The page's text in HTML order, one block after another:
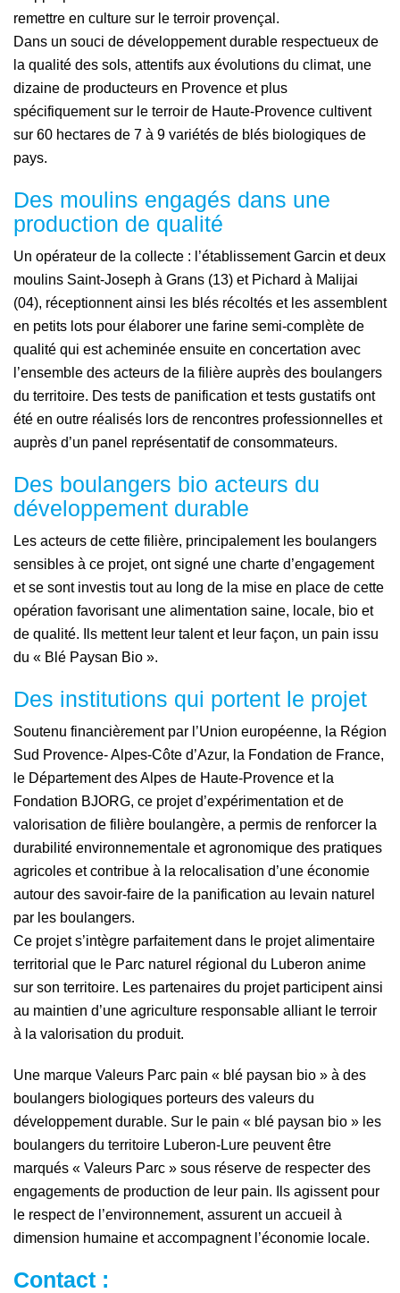
remettre en culture sur le terroir provençal.
Dans un souci de développement durable respectueux de
la qualité des sols, attentifs aux évolutions du climat, une
dizaine de producteurs en Provence et plus
spécifiquement sur le terroir de Haute-Provence cultivent
sur 60 hectares de 7 à 9 variétés de blés biologiques de
pays.
Des moulins engagés dans une
production de qualité
Un opérateur de la collecte : l’établissement Garcin et deux
moulins Saint-Joseph à Grans (13) et Pichard à Malijai
(04), réceptionnent ainsi les blés récoltés et les assemblent
en petits lots pour élaborer une farine semi-complète de
qualité qui est acheminée ensuite en concertation avec
l’ensemble des acteurs de la filière auprès des boulangers
du territoire. Des tests de panification et tests gustatifs ont
été en outre réalisés lors de rencontres professionnelles et
auprès d’un panel représentatif de consommateurs.
Des boulangers bio acteurs du
développement durable
Les acteurs de cette filière, principalement les boulangers
sensibles à ce projet, ont signé une charte d’engagement
et se sont investis tout au long de la mise en place de cette
opération favorisant une alimentation saine, locale, bio et
de qualité. Ils mettent leur talent et leur façon, un pain issu
du « Blé Paysan Bio ».
Des institutions qui portent le projet
Soutenu financièrement par l’Union européenne, la Région
Sud Provence- Alpes-Côte d’Azur, la Fondation de France,
le Département des Alpes de Haute-Provence et la
Fondation BJORG, ce projet d’expérimentation et de
valorisation de filière boulangère, a permis de renforcer la
durabilité environnementale et agronomique des pratiques
agricoles et contribue à la relocalisation d’une économie
autour des savoir-faire de la panification au levain naturel
par les boulangers.
Ce projet s’intègre parfaitement dans le projet alimentaire
territorial que le Parc naturel régional du Luberon anime
sur son territoire. Les partenaires du projet participent ainsi
au maintien d’une agriculture responsable alliant le terroir
à la valorisation du produit.
Une marque Valeurs Parc pain « blé paysan bio » à des
boulangers biologiques porteurs des valeurs du
développement durable. Sur le pain « blé paysan bio » les
boulangers du territoire Luberon-Lure peuvent être
marqués « Valeurs Parc » sous réserve de respecter des
engagements de production de leur pain. Ils agissent pour
le respect de l’environnement, assurent un accueil à
dimension humaine et accompagnent l’économie locale.
Contact :